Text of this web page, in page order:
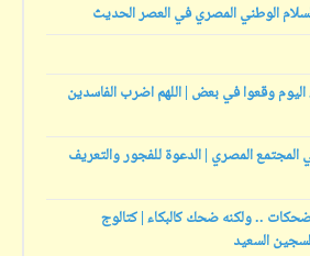
الوطني المصري في العصر الحديث
اليوم وقعوا في بعض | اللهم اضرب الفاسدين
المجتمع المصري | الدعوة للفجور والتعريف
.. ولكنه ضحك كالبكاء | كتالوج
السعيد